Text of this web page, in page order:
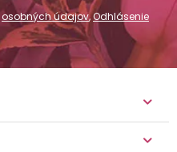
osobných údajov,Odhlásenie